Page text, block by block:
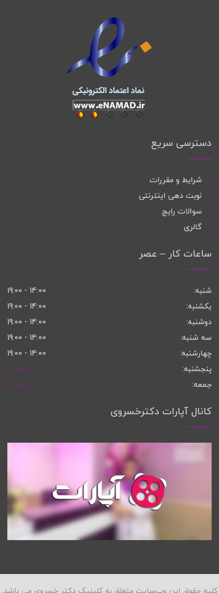
دسترسی سریع
شرایط و مقررات
نوبت دهی اینترنتی
سوالات رایج
گالری
ساعات کار – عصر
شنبه:
14:00 - 19:00
یکشنبه:
14:00 - 19:00
دوشنبه:
14:00 - 19:00
سه شنبه:
14:00 - 19:00
چهارشنبه:
14:00 - 19:00
پنجشنبه:
تعطیل
جمعه:
تعطیل
کانال آپارات دکترخسروی